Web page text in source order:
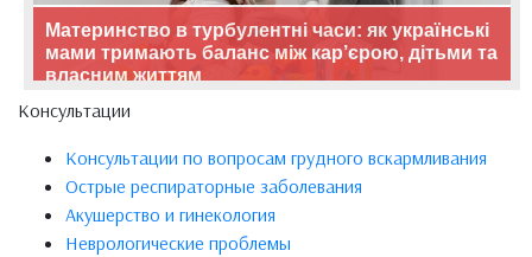
Материнство в турбулентні часи: як українські
мами тримають баланс між кар’єрою, дітьми та
власним життям
Консультации
Консультации по вопросам грудного вскармливания
Острые респираторные заболевания
Акушерство и гинекология
Неврологические проблемы